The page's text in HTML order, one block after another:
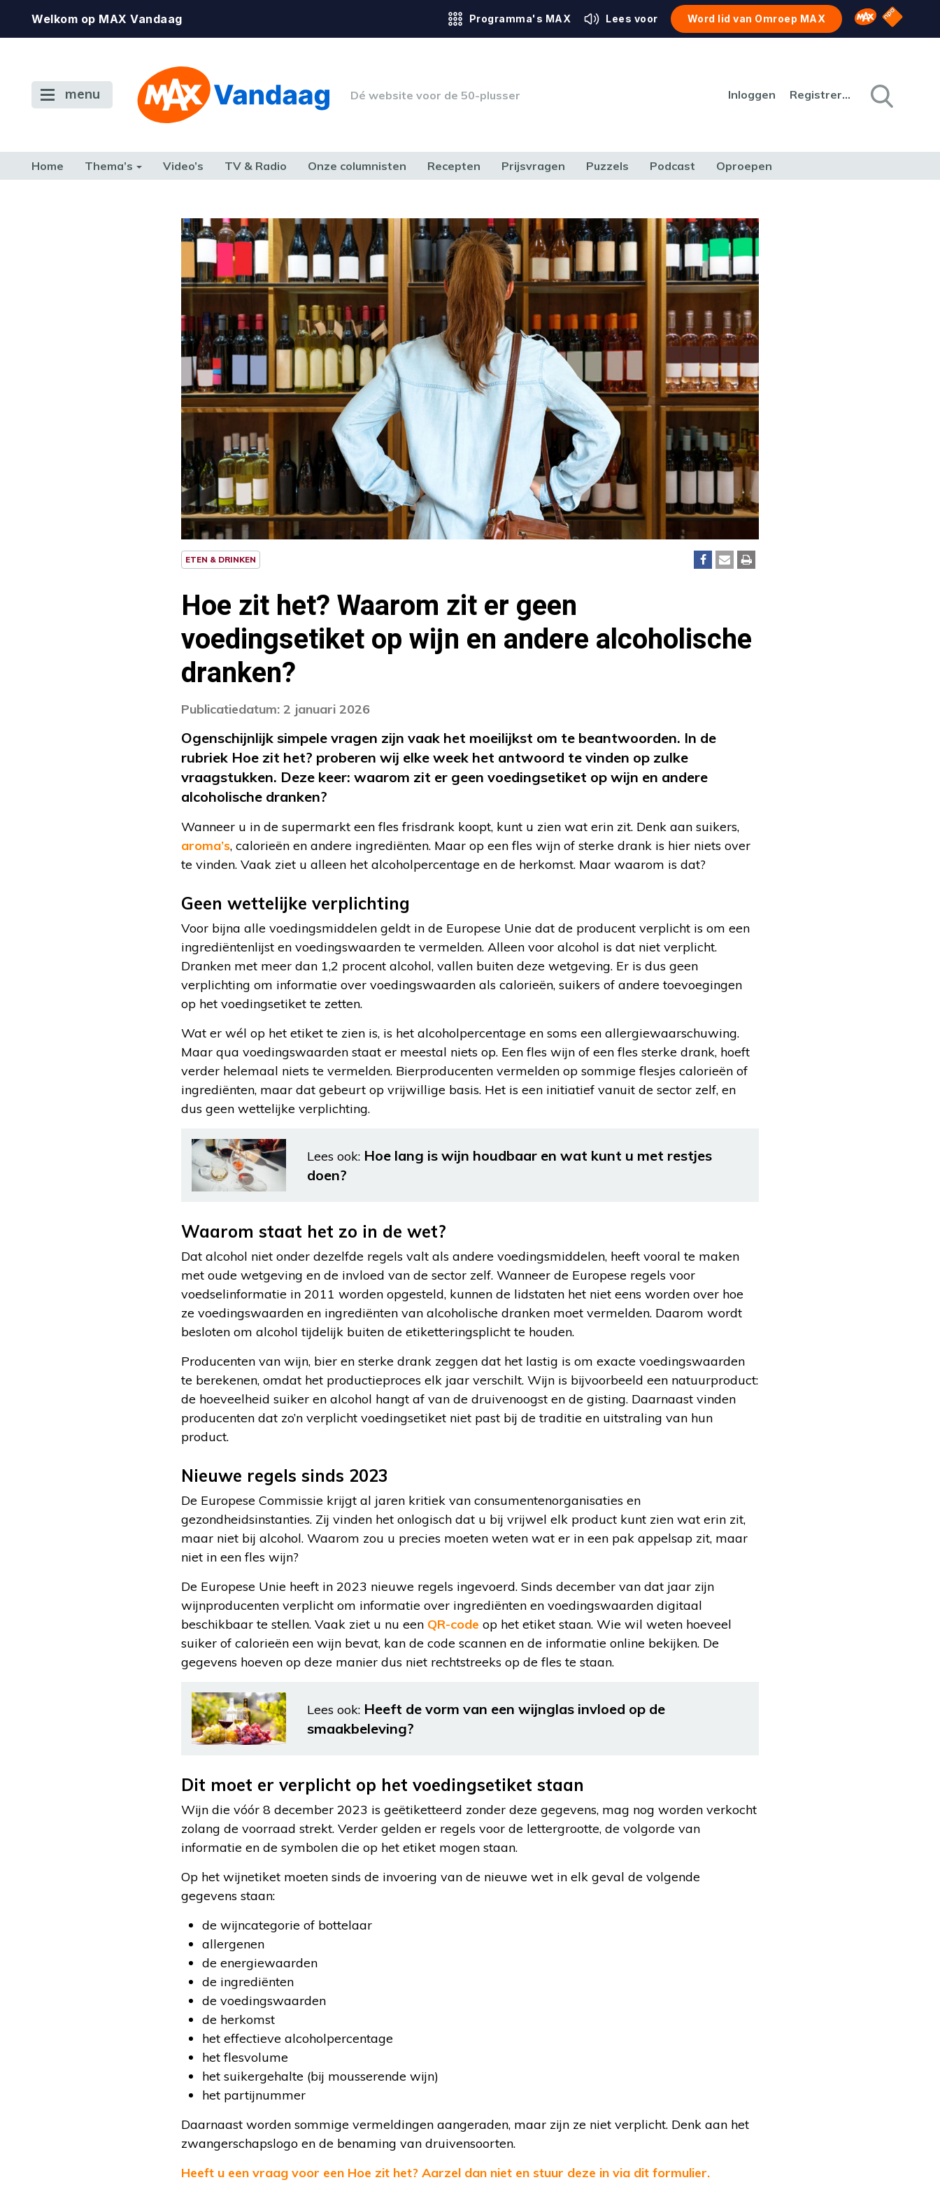
Welkom op MAX Vandaag Programma's MAX Lees voor Word lid van Omroep MAX Omroep MAX
NPO
menu Dé website voor de 50-plusser Inloggen Registreren
Home Thema’s Video’s TV & Radio Onze columnisten Recepten Prijsvragen Puzzels Podcast Oproepen
ETEN & DRINKEN
Hoe zit het? Waarom zit er geen
voedingsetiket op wijn en andere alcoholische
dranken?
Publicatiedatum: 2 januari 2026
Ogenschijnlijk simpele vragen zijn vaak het moeilijkst om te beantwoorden. In de
rubriek Hoe zit het? proberen wij elke week het antwoord te vinden op zulke
vraagstukken. Deze keer: waarom zit er geen voedingsetiket op wijn en andere
alcoholische dranken?
Wanneer u in de supermarkt een fles frisdrank koopt, kunt u zien wat erin zit. Denk aan suikers,
aroma’s, calorieën en andere ingrediënten. Maar op een fles wijn of sterke drank is hier niets over
te vinden. Vaak ziet u alleen het alcoholpercentage en de herkomst. Maar waarom is dat?
Geen wettelijke verplichting
Voor bijna alle voedingsmiddelen geldt in de Europese Unie dat de producent verplicht is om een
ingrediëntenlijst en voedingswaarden te vermelden. Alleen voor alcohol is dat niet verplicht.
Dranken met meer dan 1,2 procent alcohol, vallen buiten deze wetgeving. Er is dus geen
verplichting om informatie over voedingswaarden als calorieën, suikers of andere toevoegingen
op het voedingsetiket te zetten.
Wat er wél op het etiket te zien is, is het alcoholpercentage en soms een allergiewaarschuwing.
Maar qua voedingswaarden staat er meestal niets op. Een fles wijn of een fles sterke drank, hoeft
verder helemaal niets te vermelden. Bierproducenten vermelden op sommige flesjes calorieën of
ingrediënten, maar dat gebeurt op vrijwillige basis. Het is een initiatief vanuit de sector zelf, en
dus geen wettelijke verplichting.
Lees ook: Hoe lang is wijn houdbaar en wat kunt u met restjes
doen?
Waarom staat het zo in de wet?
Dat alcohol niet onder dezelfde regels valt als andere voedingsmiddelen, heeft vooral te maken
met oude wetgeving en de invloed van de sector zelf. Wanneer de Europese regels voor
voedselinformatie in 2011 worden opgesteld, kunnen de lidstaten het niet eens worden over hoe
ze voedingswaarden en ingrediënten van alcoholische dranken moet vermelden. Daarom wordt
besloten om alcohol tijdelijk buiten de etiketteringsplicht te houden.
Producenten van wijn, bier en sterke drank zeggen dat het lastig is om exacte voedingswaarden
te berekenen, omdat het productieproces elk jaar verschilt. Wijn is bijvoorbeeld een natuurproduct:
de hoeveelheid suiker en alcohol hangt af van de druivenoogst en de gisting. Daarnaast vinden
producenten dat zo’n verplicht voedingsetiket niet past bij de traditie en uitstraling van hun
product.
Nieuwe regels sinds 2023
De Europese Commissie krijgt al jaren kritiek van consumentenorganisaties en
gezondheidsinstanties. Zij vinden het onlogisch dat u bij vrijwel elk product kunt zien wat erin zit,
maar niet bij alcohol. Waarom zou u precies moeten weten wat er in een pak appelsap zit, maar
niet in een fles wijn?
De Europese Unie heeft in 2023 nieuwe regels ingevoerd. Sinds december van dat jaar zijn
wijnproducenten verplicht om informatie over ingrediënten en voedingswaarden digitaal
beschikbaar te stellen. Vaak ziet u nu een QR-code op het etiket staan. Wie wil weten hoeveel
suiker of calorieën een wijn bevat, kan de code scannen en de informatie online bekijken. De
gegevens hoeven op deze manier dus niet rechtstreeks op de fles te staan.
Lees ook: Heeft de vorm van een wijnglas invloed op de
smaakbeleving?
Dit moet er verplicht op het voedingsetiket staan
Wijn die vóór 8 december 2023 is geëtiketteerd zonder deze gegevens, mag nog worden verkocht
zolang de voorraad strekt. Verder gelden er regels voor de lettergrootte, de volgorde van
informatie en de symbolen die op het etiket mogen staan.
Op het wijnetiket moeten sinds de invoering van de nieuwe wet in elk geval de volgende
gegevens staan:
de wijncategorie of bottelaar
allergenen
de energiewaarden
de ingrediënten
de voedingswaarden
de herkomst
het effectieve alcoholpercentage
het flesvolume
het suikergehalte (bij mousserende wijn)
het partijnummer
Daarnaast worden sommige vermeldingen aangeraden, maar zijn ze niet verplicht. Denk aan het
zwangerschapslogo en de benaming van druivensoorten.
Heeft u een vraag voor een Hoe zit het? Aarzel dan niet en stuur deze in via dit formulier.